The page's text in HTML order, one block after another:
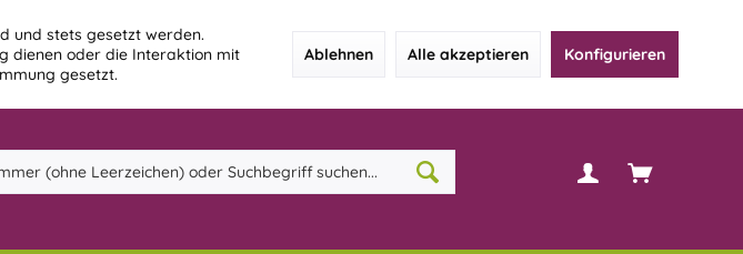
und stets gesetzt werden.
dienen oder die Interaktion mit
gesetzt.
Ablehnen Alle akzeptieren Konfigurieren